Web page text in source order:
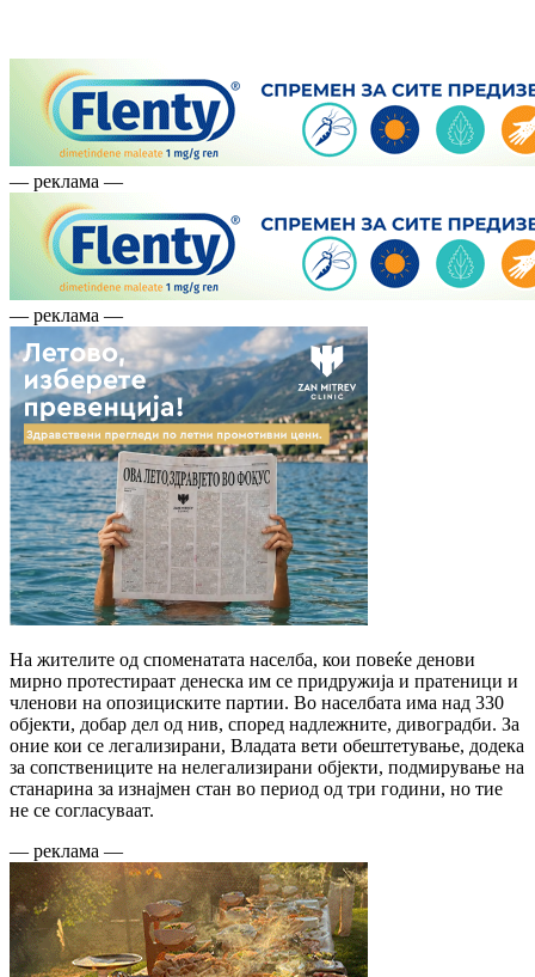
— реклама —
— реклама —
На жителите од споменатата населба, кои повеќе денови
мирно протестираат денеска им се придружија и пратеници и
членови на опозициските партии. Во населбата има над 330
објекти, добар дел од нив, според надлежните, дивоградби. За
оние кои се легализирани, Владата вети обештетување, додека
за сопствениците на нелегализирани објекти, подмирување на
станарина за изнајмен стан во период од три години, но тие
не се согласуваат.
— реклама —